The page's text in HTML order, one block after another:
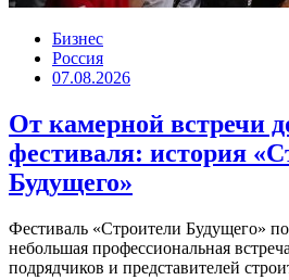
Бизнес
Россия
07.08.2026
От камерной встречи
фестиваля: история
Будущего»
Фестиваль «Строители Будущего»
небольшая профессиональная
подрядчиков и представителей